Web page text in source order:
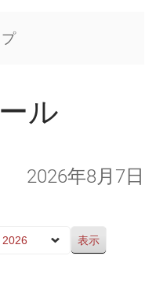
ル
2026年8月7日